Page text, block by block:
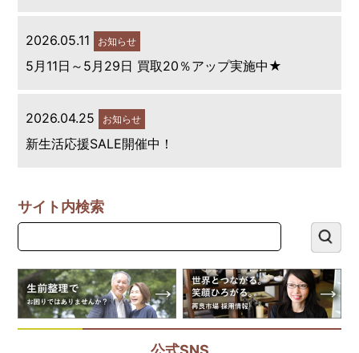
2026.05.11 お知らせ
5月11日～5月29日 買取20％アップ実施中★
2026.04.25 お知らせ
新生活応援SALE開催中！
サイト内検索